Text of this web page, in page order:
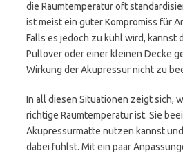
die Raumtemperatur oft
ist meist ein guter Kompromiss für
Falls es jedoch zu kühl wird, kannst
Pullover oder einer kleinen Decke
Wirkung der Akupressur nicht zu
In all diesen Situationen zeigt sich,
richtige Raumtemperatur ist. Sie
Akupressurmatte nutzen kannst
dabei fühlst. Mit ein paar